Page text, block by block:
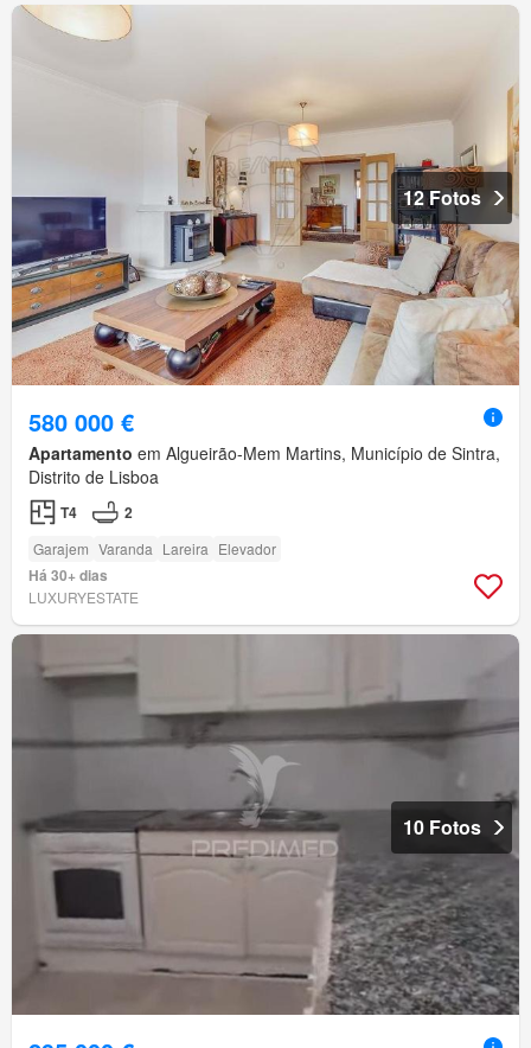
12 Fotos
580 000 €
Apartamento em Algueirão-Mem Martins, Município de Sintra,
Distrito de Lisboa
T4 2
Garajem Varanda Lareira Elevador
Há 30+ dias
LUXURYESTATE
10 Fotos